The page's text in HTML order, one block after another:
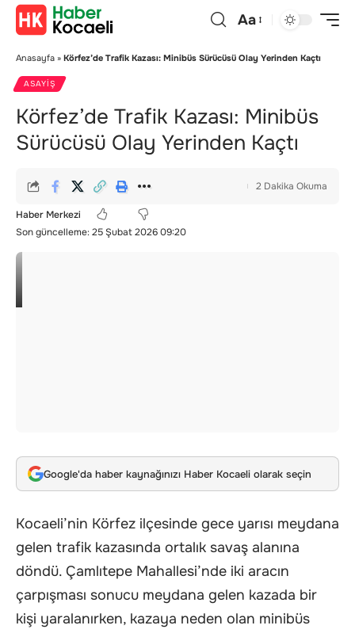
Aa
Anasayfa » Körfez’de Trafik Kazası: Minibüs Sürücüsü Olay Yerinden Kaçtı
ASAYIŞ
Körfez’de Trafik Kazası: Minibüs
Sürücüsü Olay Yerinden Kaçtı
Son güncelleme: 25 Şubat 2026 09:20
Haber Merkezi
2 Dakika Okuma
Google'da haber kaynağınızı Haber Kocaeli olarak seçin
Kocaeli’nin Körfez ilçesinde gece yarısı meydana
gelen trafik kazasında ortalık savaş alanına
döndü. Çamlıtepe Mahallesi’nde iki aracın
çarpışması sonucu meydana gelen kazada bir
kişi yaralanırken, kazaya neden olan minibüs